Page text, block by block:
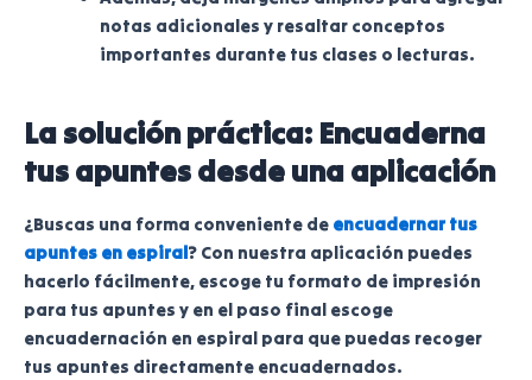
notas adicionales y resaltar conceptos
importantes durante tus clases o lecturas.
La solución práctica: Encuaderna
tus apuntes desde una aplicación
¿Buscas una forma conveniente de encuadernar tus
apuntes en espiral? Con nuestra aplicación puedes
hacerlo fácilmente, escoge tu formato de impresión
para tus apuntes y en el paso final escoge
encuadernación en espiral para que puedas recoger
tus apuntes directamente encuadernados.